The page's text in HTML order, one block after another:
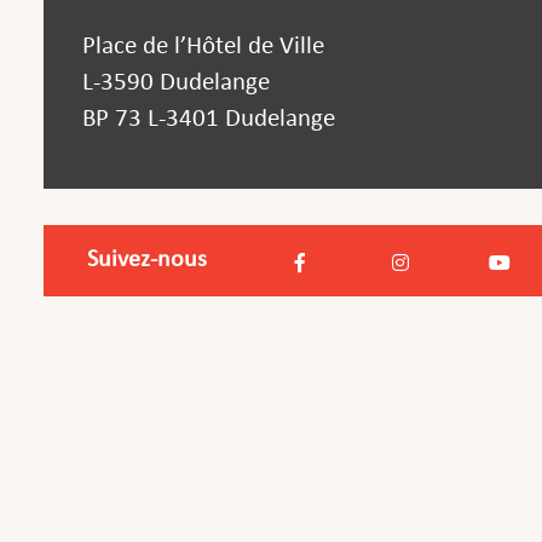
Place de l’Hôtel de Ville
L-3590 Dudelange
BP 73 L-3401 Dudelange
Suivez-nous